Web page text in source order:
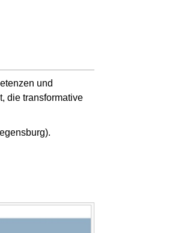
und
die transformative